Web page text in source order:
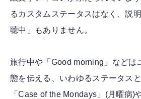
るカスタムステータスはなく、説
聴中」もありません。
旅行中や「Good morning」などは
態を伝える、いわゆるステータス
「Case of the Mondays」(月曜病)